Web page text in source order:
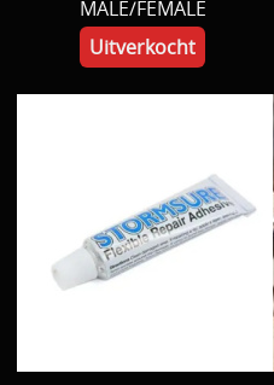
MALE/FEMALE
Uitverkocht